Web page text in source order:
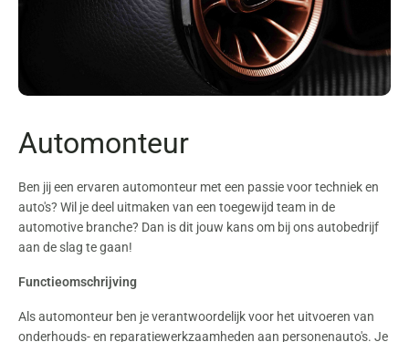
Contact
Automonteur
Ben jij een ervaren automonteur met een passie voor techniek en
auto's? Wil je deel uitmaken van een toegewijd team in de
automotive branche? Dan is dit jouw kans om bij ons autobedrijf
aan de slag te gaan!
Functieomschrijving
Als automonteur ben je verantwoordelijk voor het uitvoeren van
onderhouds- en reparatiewerkzaamheden aan personenauto's. Je